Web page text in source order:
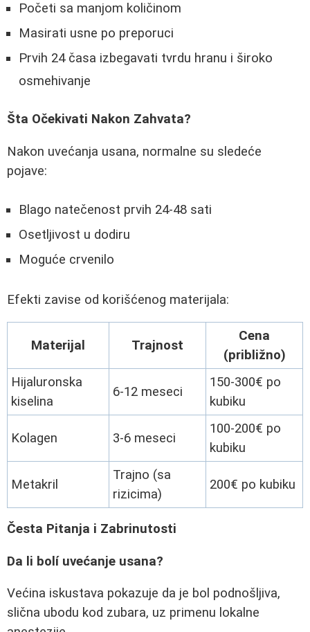
Početi sa manjom količinom
Masirati usne po preporuci
Prvih 24 časa izbegavati tvrdu hranu i široko
osmehivanje
Šta Očekivati Nakon Zahvata?
Nakon uvećanja usana, normalne su sledeće
pojave:
Blago natečenost prvih 24-48 sati
Osetljivost u dodiru
Moguće crvenilo
Efekti zavise od korišćenog materijala:
Materijal Trajnost
Cena
(približno)
Hijaluronska
kiselina
6-12 meseci
150-300€ po
kubiku
Kolagen 3-6 meseci
100-200€ po
kubiku
Metakril
Trajno (sa
rizicima)
200€ po kubiku
Česta Pitanja i Zabrinutosti
Da li bolí uvećanje usana?
Većina iskustava pokazuje da je bol podnošljiva,
slična ubodu kod zubara, uz primenu lokalne